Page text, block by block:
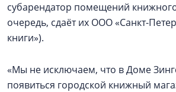
субарендатор помещений
очередь, сдаёт их ООО «Санкт-
книги»).
«Мы не исключаем, что в Доме
появиться городской книжный